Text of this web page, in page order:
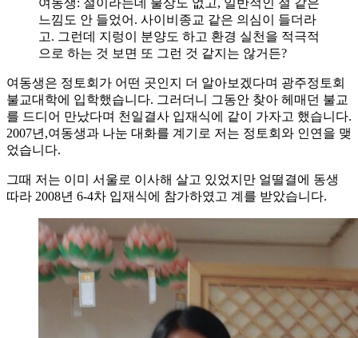
느낌도 안 들었어. 사이비종교 같은 의심이 들더라
고. 그런데 지렁이 분양도 하고 환경 실천을 적극적
으로 하는 것 보면 또 그런 것 같지는 않거든?
여동생은 정토회가 어떤 곳인지 더 알아보겠다며 광주정토회
불교대학에 입학했습니다. 그러더니 그동안 찾아 헤매던 불교
를 드디어 만났다며 천일결사 입재식에 같이 가자고 했습니다.
2007년,여동생과 나눈 대화를 계기로 저는 정토회와 인연을 맺
었습니다.
그때 저는 이미 서울로 이사해 살고 있었지만 얼떨결에 동생
따라 2008년 6-4차 입재식에 참가하였고 계를 받았습니다.